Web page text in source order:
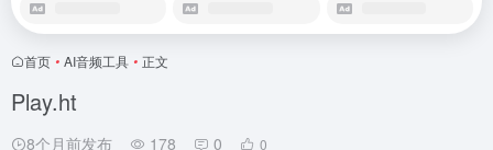
首页 • AI音频工具 • 正文
Play.ht
8个月前发布 178 0 0